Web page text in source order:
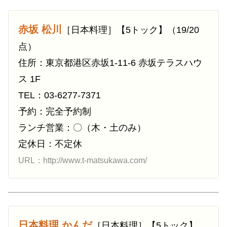
赤坂 松川
［日本料理］【5トック】（19/20
点）
住所：東京都港区赤坂1-11-6 赤坂テラスハウ
ス 1F
TEL：03-6277-7371
予約：完全予約制
ランチ営業：〇（木・土のみ）
定休日：不定休
URL：http://www.t-matsukawa.com/